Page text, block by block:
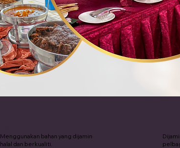
Menggunakan bahan yang dijamin
halal dan berkualiti.